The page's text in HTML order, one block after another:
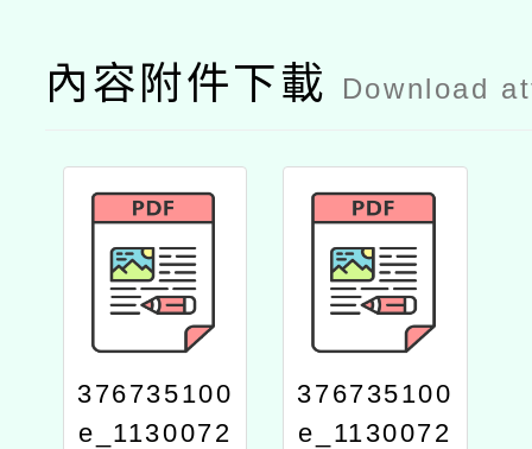
內容附件下載 Download
376735100
e_1130072
376735100
e_1130072